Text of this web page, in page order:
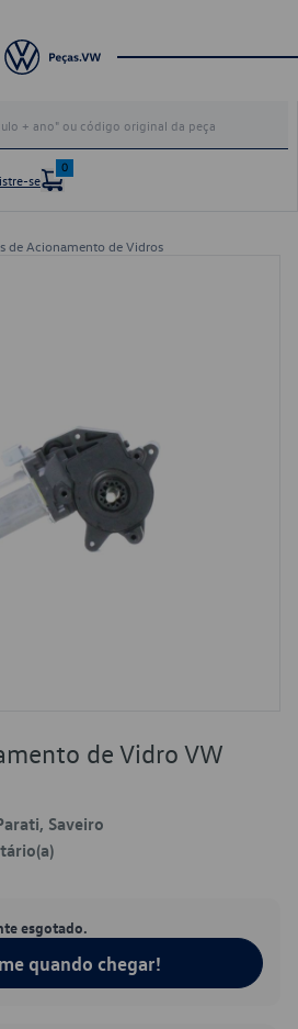
se
0
de Acionamento de Vidros
de Vidro VW
Saveiro
esgotado.
quando chegar!